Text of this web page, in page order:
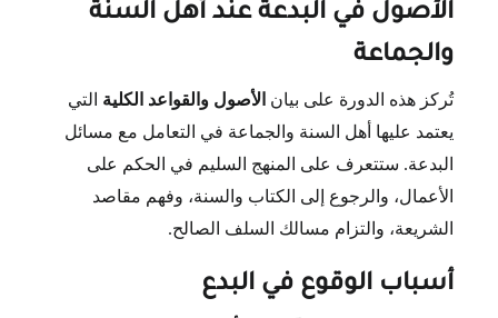
الأصول في البدعة عند أهل السنة
والجماعة
تُركز هذه الدورة على بيان الأصول والقواعد الكلية التي
يعتمد عليها أهل السنة والجماعة في التعامل مع مسائل
البدعة. ستتعرف على المنهج السليم في الحكم على
الأعمال، والرجوع إلى الكتاب والسنة، وفهم مقاصد
الشريعة، والتزام مسالك السلف الصالح.
أسباب الوقوع في البدع